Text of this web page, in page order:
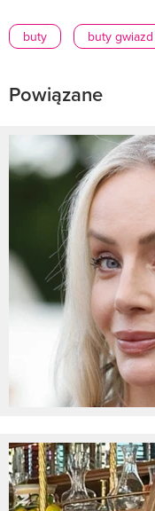
buty buty gwiazd
Powiązane